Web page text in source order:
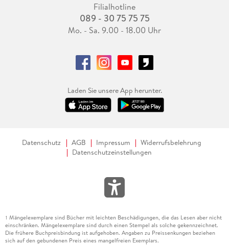
Filialhotline
089 - 30 75 75 75
Mo. - Sa. 9.00 - 18.00 Uhr
Laden Sie unsere App herunter.
Datenschutz AGB Impressum
Widerrufsbelehrung
Datenschutzeinstellungen
1 Mängelexemplare sind Bücher mit leichten Beschädigungen, die das Lesen aber nicht
einschränken. Mängelexemplare sind durch einen Stempel als solche gekennzeichnet.
Die frühere Buchpreisbindung ist aufgehoben. Angaben zu Preissenkungen beziehen
sich auf den gebundenen Preis eines mangelfreien Exemplars.